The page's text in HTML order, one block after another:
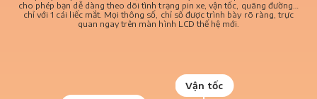
cho phép bạn dễ dàng theo dõi tình trạng pin xe, vận tốc, quãng đường…
chỉ với 1 cái liếc mắt. Mọi thông số, chỉ số được trình bày rõ ràng, trực
quan ngay trên màn hình LCD thế hệ mới.
Vận tốc